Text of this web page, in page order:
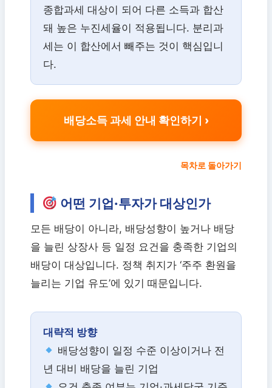
종합과세 대상이 되어 다른 소득과 합산
돼 높은 누진세율이 적용됩니다. 분리과
세는 이 합산에서 빼주는 것이 핵심입니
다.
배당소득 과세 안내 확인하기
목차로 돌아가기
어떤 기업·투자가 대상인가
모든 배당이 아니라, 배당성향이 높거나 배당
을 늘린 상장사 등 일정 요건을 충족한 기업의
배당이 대상입니다. 정책 취지가 ‘주주 환원을
늘리는 기업 유도’에 있기 때문입니다.
대략적 방향
배당성향이 일정 수준 이상이거나 전
년 대비 배당을 늘린 기업